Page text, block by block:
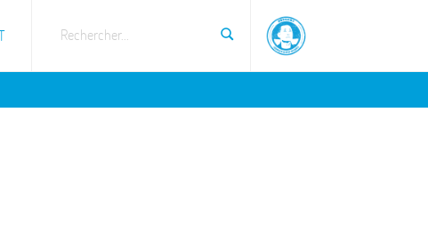
Rechercher...